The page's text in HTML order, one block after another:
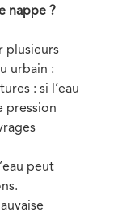
nappe ?
plusieurs
urbain :
: si l’eau
pression
peut